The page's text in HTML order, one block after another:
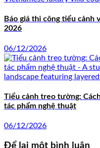
Báo giá thi công tiểu cảnh
2026
06/12/2026
Tiểu cảnh treo tường:
tác phẩm nghệ thuật
06/12/2026
Để lại một bình luận